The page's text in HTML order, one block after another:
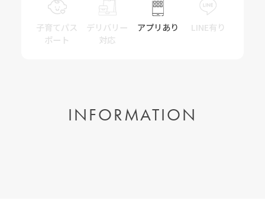
子育てパス
ポート
デリバリー
対応
アプリあり LINE有り
INFORMATION